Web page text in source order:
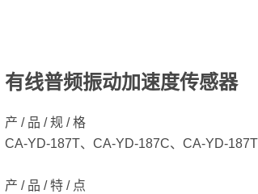
有线普频振动加速度传感器
产 / 品 / 规 / 格
CA-YD-187T、CA-YD-187C、CA-YD-
产 / 品 / 特 / 点